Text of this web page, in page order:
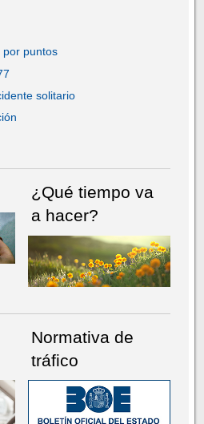
por puntos
solitario
¿Qué tiempo va
a hacer?
Normativa de
tráfico